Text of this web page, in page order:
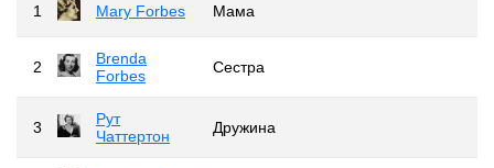
1 Mary Forbes Мама
2
Brenda
Forbes
Сестра
3
Рут
Чаттертон
Дружина